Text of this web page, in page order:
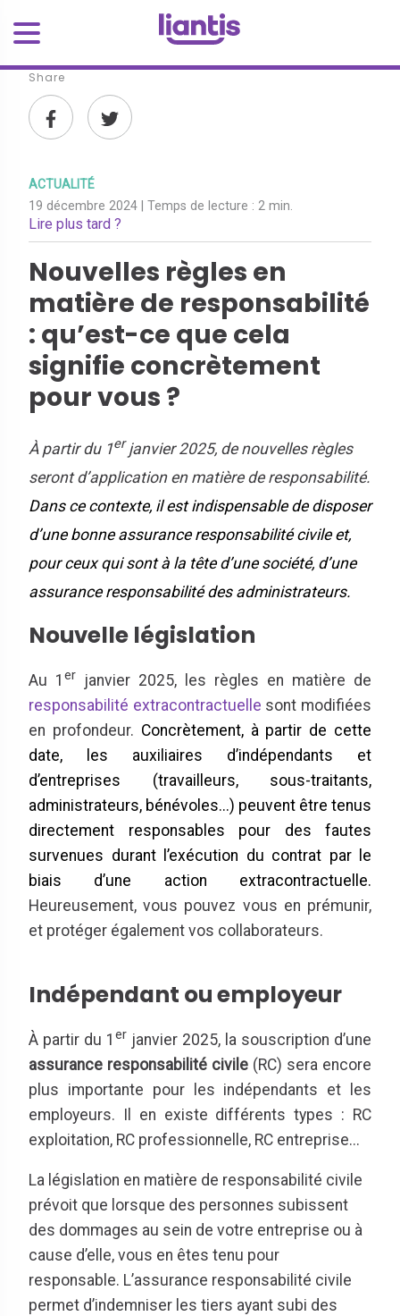
Share
ACTUALITÉ
19 décembre 2024 | Temps de lecture : 2 min.
Lire plus tard ?
Nouvelles règles en
matière de responsabilité
: qu’est-ce que cela
signifie concrètement
pour vous ?
À partir du 1erjanvier 2025, de nouvelles règles
seront d’application en matière de responsabilité.
Dans ce contexte, il est indispensable de disposer
d’une bonne assurance responsabilité civile et,
pour ceux qui sont à la tête d’une société, d’une
assurance responsabilité des administrateurs.
Nouvelle législation
Au 1 er janvier 2025, les règles en matière de
responsabilité extracontractuelle sont modifiées
en profondeur. Concrètement, à partir de cette
date, les auxiliaires d’indépendants et
d’entreprises (travailleurs, sous-traitants,
administrateurs, bénévoles...) peuvent être tenus
directement responsables pour des fautes
survenues durant l’exécution du contrat par le
biais d’une action extracontractuelle.
Heureusement, vous pouvez vous en prémunir,
et protéger également vos collaborateurs.
Indépendant ou employeur
À partir du 1 er janvier 2025, la souscription d’une
assurance responsabilité civile (RC) sera encore
plus importante pour les indépendants et les
employeurs. Il en existe différents types : RC
exploitation, RC professionnelle, RC entreprise...
La législation en matière de responsabilité civile
prévoit que lorsque des personnes subissent
des dommages au sein de votre entreprise ou à
cause d’elle, vous en êtes tenu pour
responsable. L’assurance responsabilité civile
permet d’indemniser les tiers ayant subi des